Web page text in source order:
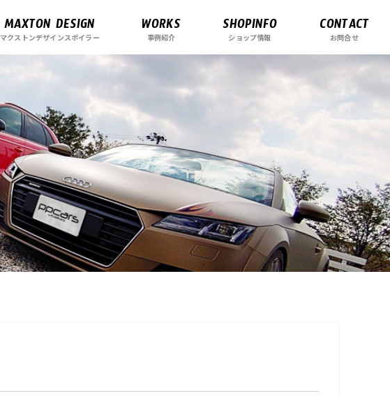
MAXTON DESIGN
マクストンデザインスポイラー WORKS
事例紹介 SHOPINFO
ショップ情報 CONTACT
お問合せ